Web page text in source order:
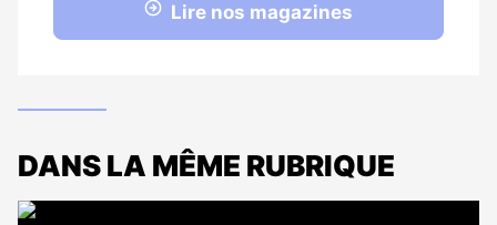
Lire nos magazines
DANS LA MÊME RUBRIQUE